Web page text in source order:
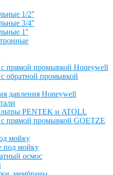
1/2''
3/4''
1''
прямой промывкой Honeywell
обратной промывкой
давления Honeywell
PENTEK и ATOLL
прямой промывкой GOETZE
мойку
под мойку
осмос